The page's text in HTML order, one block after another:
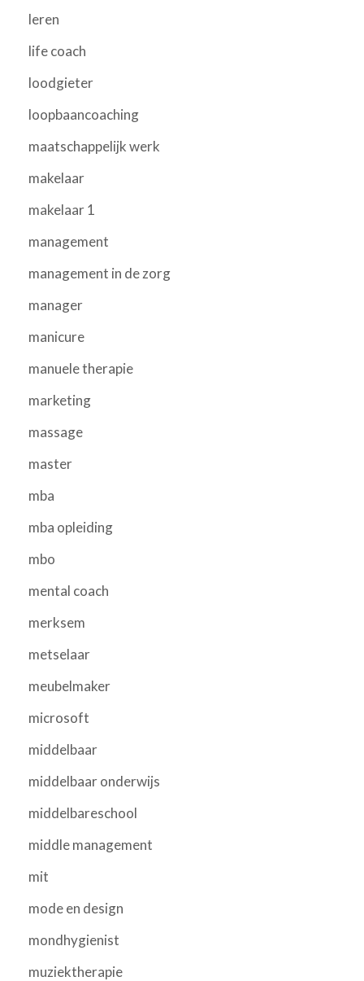
leren
life coach
loodgieter
loopbaancoaching
maatschappelijk werk
makelaar
makelaar 1
management
management in de zorg
manager
manicure
manuele therapie
marketing
massage
master
mba
mba opleiding
mbo
mental coach
merksem
metselaar
meubelmaker
microsoft
middelbaar
middelbaar onderwijs
middelbareschool
middle management
mit
mode en design
mondhygienist
muziektherapie